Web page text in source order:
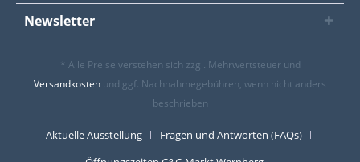
Newsletter
* Alle Preise verstehen sich zzgl. Mehrwertsteuer und
Versandkosten und ggf. Nachnahmegebühren, wenn nicht anders
beschrieben
Aktuelle Ausstellung
Fragen und Antworten (FAQs)